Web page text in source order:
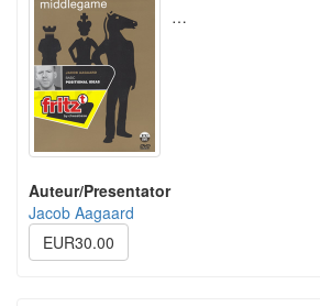
…
Auteur/Presentator
Jacob Aagaard
EUR30.00